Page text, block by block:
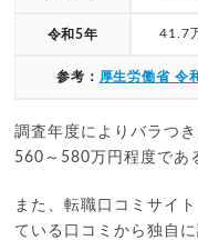
令和5年 41.7
参考： 厚生労働省 令
調査年度によりバラつ
560～580万円程度であ
また、転職口コミサイト
ている口コミから独自